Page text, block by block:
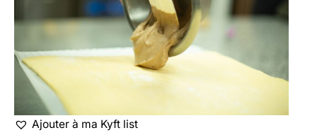
Ajouter à ma Kyft list